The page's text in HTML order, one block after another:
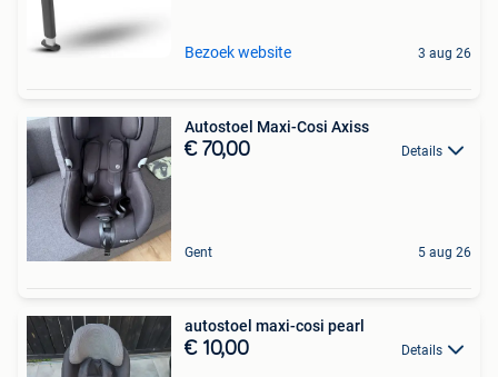
Bezoek website 3 aug 26
Autostoel Maxi-Cosi Axiss
€ 70,00 Details
Gent 5 aug 26
autostoel maxi-cosi pearl
€ 10,00 Details